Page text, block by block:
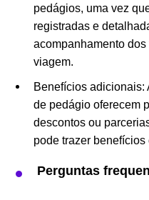
pedágios, uma vez
registradas e
acompanhamento
viagem.
Benefícios adicionais:
de pedágio oferecem
descontos ou
pode trazer
Perguntas